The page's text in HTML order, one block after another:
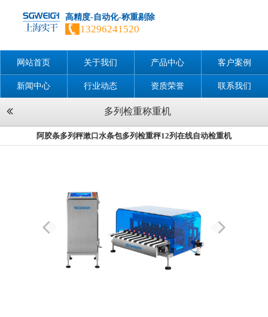
高精度-自动化-称重剔除
13296241520
网站首页 关于我们 产品中心 客户案例
新闻中心 行业动态 资质荣誉 联系我们
多列检重称重机
阿胶条多列秤漱口水条包多列检重秤12列在线自动检重机